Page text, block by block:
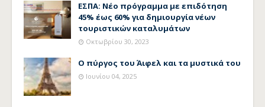
ΕΣΠΑ: Νέο πρόγραμμα με επιδότηση
45% έως 60% για δημιουργία νέων
τουριστικών καταλυμάτων
Οκτωβρίου 30, 2023
Ο πύργος του Άιφελ και τα μυστικά του
Ιουνίου 04, 2025